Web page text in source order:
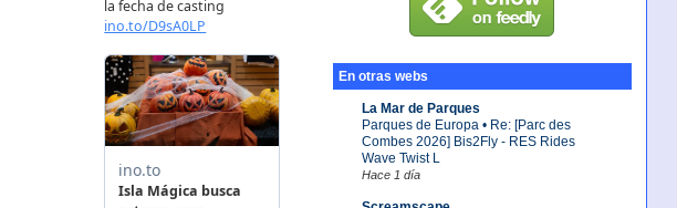
En otras webs
La Mar de Parques
Parques de Europa • Re: [Parc des
Combes 2026] Bis2Fly - RES Rides
Wave Twist L
Hace 1 día